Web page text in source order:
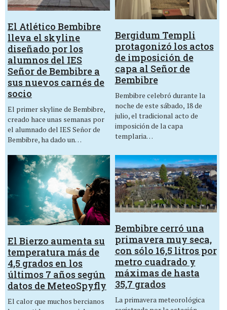
El Atlético Bembibre
lleva el skyline
diseñado por los
alumnos del IES
Señor de Bembibre a
sus nuevos carnés de
socio
El primer skyline de Bembibre,
creado hace unas semanas por
el alumnado del IES Señor de
Bembibre, ha dado un…
Bergidum Templi
protagonizó los actos
de imposición de
capa al Señor de
Bembibre
Bembibre celebró durante la
noche de este sábado, 18 de
julio, el tradicional acto de
imposición de la capa
templaria…
El Bierzo aumenta su
temperatura más de
4,5 grados en los
últimos 7 años según
datos de MeteoSpyfly
El calor que muchos bercianos
Bembibre cerró una
primavera muy seca,
con sólo 16,5 litros por
metro cuadrado y
máximas de hasta
35,7 grados
La primavera meteorológica